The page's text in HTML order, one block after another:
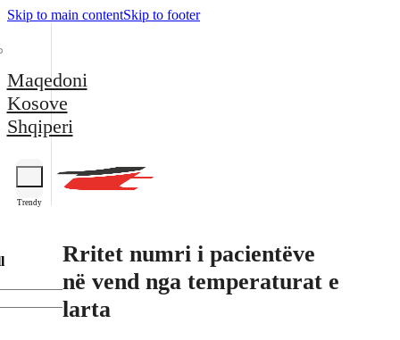
Skip to main contentSkip to footer
Maqedoni
Kosove
Shqiperi
Trendy
Rritet numri i pacientëve
në vend nga temperaturat e
larta